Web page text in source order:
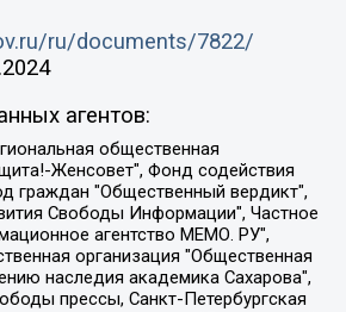
ru/documents/7822/
агентов:
Юрьевич, Шмагун Олеся Валентиновна, Общество с ограниченной ответственностью "Альтаир 2021", Общество с ограниченной ответственностью "Вега 2021", Общество с ограниченной ответственностью "Главный редактор 2021", Общество с ограниченной ответственностью "Ромашки монолит", Важенков Артем Валерьевич, Ивановская областная общественная организация "Центр гендерных исследований", Гурман Юрий Альбертович, Медиапроект "ОВД-Инфо", Егоров Владимир Владимирович, Жилинский Владимир Александрович, Общество с ограниченной ответственностью "ЗП", Иванова София Юрьевна, Карезина Инна Павловна, Кильтау Екатерина Викторовна, Петров Алексей Викторович, Пискунов Сергей Евгеньевич, Смирнов Сергей Сергеевич, Тихонов Михаил Сергеевич, Общество с ограниченной ответственностью "ЖУРНАЛИСТ-ИНОСТРАННЫЙ АГЕНТ", Арапова Галина Юрьевна, Вольтская Татьяна Анатольевна, Американская компания "Mason G.E.S. Anonymous Foundation" (США), являющаяся владельцем интернет-издания https://mnews.world/, Компания "Stichting Bellingcat", зарегистрированная в Нидерландах (дата регистрации 11.07.2018), Захаров Андрей Вячеславович, Клепиковская Екатерина Дмитриевна, Общество с ограниченной ответственностью "МЕМО", Перл Роман Александрович, Симонов Евгений Алексеевич, Соловьева Елена Анатольевна, Сотников Даниил Владимирович, Сурначева Елизавета Дмитриевна, Автономная некоммерческая организация по защите прав человека и информированию населения "Якутия – Наше Мнение", Общество с ограниченной ответственностью "Москоу диджитал медиа", с 26.01.2023 Общество с ограниченной ответственностью "Чайка Белые сады", Ветошкина Валерия Валерьевна, Заговора Максим Александрович, Межрегиональное общественное движение "Российская ЛГБТ - сеть", Оленичев Максим Владимирович, Павлов Иван Юрьевич, Скворцова Елена Сергеевна, Общество с ограниченной ответственностью "Как бы инагент", Кочетков Игорь Викторович, Общество с ограниченной ответственностью "Честные выборы", Еланчик Олег Александрович, Общество с ограниченной ответственностью "Нобелевский призыв", Гималова Регина Эмилевна, Григорьев Андрей Валерьевич, Григорьева Алина Александровна, Ассоциация по содействию защите прав призывников, альтернативнослужащих и военнослужащих "Правозащитная группа "Гражданин.Армия.Право", Хисамова Регина Фаритовна, Автономная некоммерческая организация по реализации социально-правовых программ "Лилит", Дальневосточное общественное движение "Маяк", Санкт-Петербургская ЛГБТ-инициативная группа "Выход", Инициативная группа ЛГБТ+ "Реверс", Алексеев Андрей Викторович, Бекбулатова Таисия Львовна, Беляев Иван Михайлович, Владыкина Елена Сергеевна, Гельман Марат Александрович, Никульшина Вероника Юрьевна, Толоконникова Надежда Андреевна, Шендерович Виктор Анатольевич, Общество с ограниченной ответственностью "Данное сообщение", Общество с ограниченной ответственностью Издательский дом "Новая глава", Айнбиндер Александра Александровна, Московский комьюнити-центр для ЛГБТ+инициатив, Благотворительный фонд развития филантропии, Deutsche Welle (Германия, Kurt-Schumacher-Strasse 3, 53113 Bonn), Борзунова Мария Михайловна, Воробьев Виктор Викторович, Голубева Анна Львовна, Константинова Алла Михайловна, Малкова Ирина Владимировна, Мурадов Мурад Абдулгалимович, Осетинская Елизавета Николаевна, Понасенков Евгений Николаевич, Ганапольский Матвей Юрьевич, Киселев Евгений Алексеевич, Борухович Ирина Григорьевна, Дремин Иван Тимофеевич, Дубровский Дмитрий Викторович, Красноярская региональная общественная организация поддержки и развития альтернативных образовательных технологий и межкультурных коммуникаций "ИНТЕРРА", Маяковская Екатерина Алексеевна, Фейгин Марк Захарович, Филимонов Андрей Викторович, Дзугкоева Регина Николаевна, Доброхотов Роман Александрович, Дудь Юрий Александрович, Елкин Сергей Владимирович, Кругликов Кирилл Игоревич, Сабунаева Мария Леонидовна, Семенов Алексей Владимирович, Шаинян Карен Багратович, Шульман Екатерина Михайловна, Асафьев Артур Валерьевич, Вахштайн Виктор Семенович, Венедиктов Алексей Алексеевич, Лушникова Екатерина Евгеньевна, Волков Леонид Михайлович, Невзоров Александр Глебович, Пархоменко Сергей Борисович, Сироткин Ярослав Николаевич, Кара-Мурза Владимир Владимирович, Баранова Наталья Владимировна, Гозман Леонид Яковлевич, Кагарлицкий Борис Юльевич, Климарев Михаил Валерьевич, Милов Владимир Станиславович, Автономная некоммерческая организация Краснодарский центр современного искусства "Типография", Моргенштерн Алишер Тагирович, Соболь Любовь Эдуардовна, Общество с ограниченной ответственностью "ЛИЗА НОРМ", Каспаров Гарри Кимович, Ходорковский Михаил Борисович, Общество с ограниченной ответственностью "Апрельские тезисы", Данилович Ирина Брониславовна, Кашин Олег Владимирович, Петров Николай Владимирович, Пивоваров Алексей Владимирович, Соколов Михаил Владимирович, Цветкова Юлия Владимировна, Чичваркин Евгений Александрович, Комитет против пыток/Команда против пыток, Общество с ограниченной ответственностью "Первый научный", Общество с ограниченной ответственностью "Вертолет и ко", Белоцерковская Вероника Борисовна, Кац Максим Евгеньевич, Лазарева Татьяна Юрьевна, Шаведдинов Руслан Табризович, Яшин Илья Валерьевич, Общество с ограниченной ответственностью "Иноагент ААВ", Алешковский Дмитрий Петрович, Альбац Евгения Марковна, Быков Дмитрий Львович, Галямина Юлия Евгеньевна, Лойко Сергей Леонидович, Мартынов Кирилл Константинович, Медведев Сергей Александрович, Крашенинников Федор Геннадиевич, Гордеева Катерина Вл